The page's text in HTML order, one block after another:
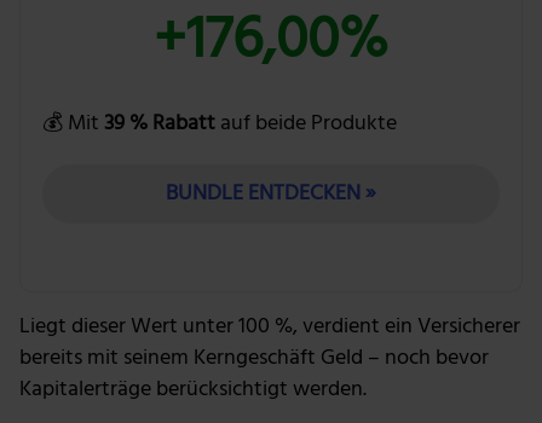
+176,00%
💰 Mit 39 % Rabattauf beide Produkte
BUNDLE ENTDECKEN »
Liegt dieser Wert unter 100 %, verdient ein Versicherer
bereits mit seinem Kerngeschäft Geld – noch bevor
Kapitalerträge berücksichtigt werden.